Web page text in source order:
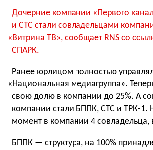
Дочерние компании «Первого
и СТС стали совладельцами
«Витрина ТВ»,сообщает RNS со
СПАРК.
Ранее юрлицом полностью
«Национальная медиагруппа».
свою долю в компании до 25%. А
компании стали БППК, СТС и ТРК-1.
момент в компании 4 совладельца,
БППК — структура, на 100%